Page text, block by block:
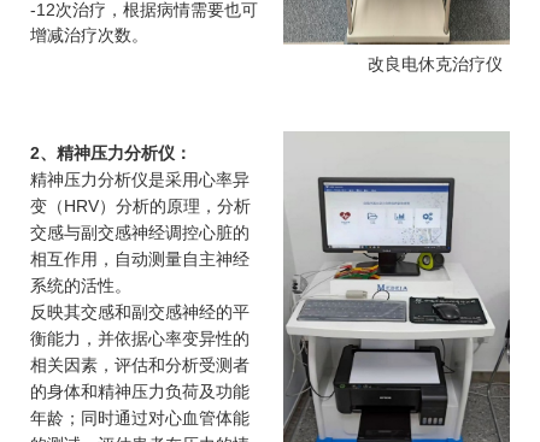
-12次治疗，根据病情需要也可
增减治疗次数。
改良电休克治疗仪
2、精神压力分析仪：
精神压力分析仪是采用心率异
变（HRV）分析的原理，分析
交感与副交感神经调控心脏的
相互作用，自动测量自主神经
系统的活性。
反映其交感和副交感神经的平
衡能力，并依据心率变异性的
相关因素，评估和分析受测者
的身体和精神压力负荷及功能
年龄；同时通过对心血管体能